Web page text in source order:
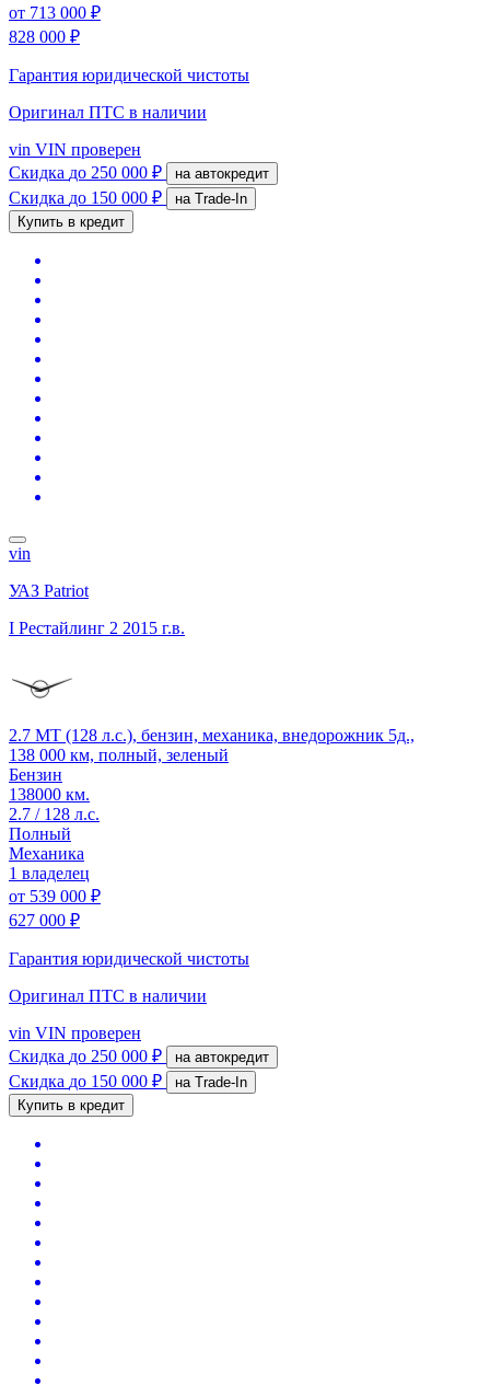
от 713 000 ₽
828 000 ₽
Гарантия юридической чистоты
Оригинал ПТС в наличии
vin VIN проверен
Скидка до 250 000 ₽ на автокредит
Скидка до 150 000 ₽
на Trade-In
Купить в кредит
vin
УАЗ Patriot
I Рестайлинг 2 2015 г.в.
2.7 MT (128 л.с.), бензин, механика, внедорожник 5д.,
138 000 км, полный, зеленый
Бензин
138000 км.
2.7 / 128 л.с.
Полный
Механика
1 владелец
от 539 000 ₽
627 000 ₽
Гарантия юридической чистоты
Оригинал ПТС в наличии
vin VIN проверен
Скидка до 250 000 ₽ на автокредит
Скидка до 150 000 ₽
на Trade-In
Купить в кредит